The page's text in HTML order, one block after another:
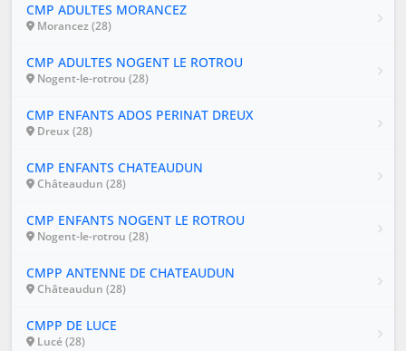
CMP ADULTES MORANCEZ
Morancez (28)
CMP ADULTES NOGENT LE ROTROU
Nogent-le-rotrou (28)
CMP ENFANTS ADOS PERINAT DREUX
Dreux (28)
CMP ENFANTS CHATEAUDUN
Châteaudun (28)
CMP ENFANTS NOGENT LE ROTROU
Nogent-le-rotrou (28)
CMPP ANTENNE DE CHATEAUDUN
Châteaudun (28)
CMPP DE LUCE
Lucé (28)